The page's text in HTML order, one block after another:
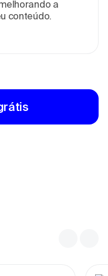
a
conteúdo.